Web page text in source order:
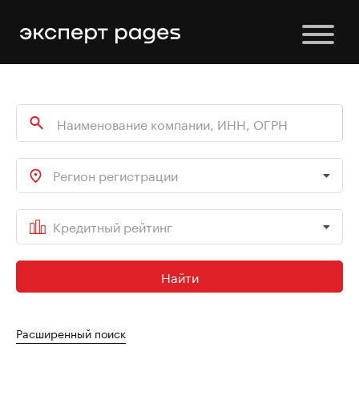
Регион регистрации
Кредитный рейтинг
Найти
Расширенный поиск